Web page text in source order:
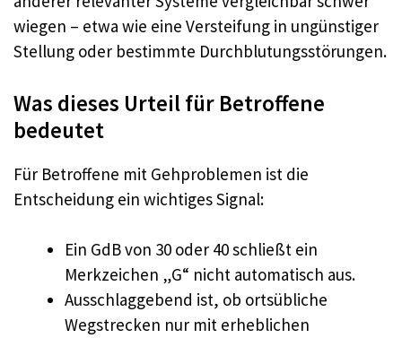
wiegen – etwa wie eine Versteifung in ungünstiger
Stellung oder bestimmte Durchblutungsstörungen.
Was dieses Urteil für Betroffene
bedeutet
Für Betroffene mit Gehproblemen ist die
Entscheidung ein wichtiges Signal:
Ein GdB von 30 oder 40 schließt ein
Merkzeichen „G“ nicht automatisch aus.
Ausschlaggebend ist, ob ortsübliche
Wegstrecken nur mit erheblichen